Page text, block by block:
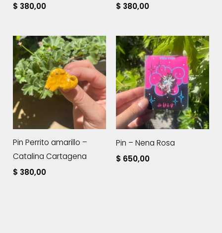
$ 380,00
$ 380,00
Pin Perrito amarillo –
Catalina Cartagena
$ 380,00
Pin – Nena Rosa
$ 650,00